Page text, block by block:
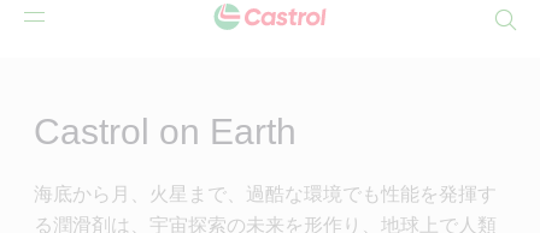
Castrol on Earth
海底から月、火星まで、過酷な環境でも性能を発揮す
る潤滑剤は、宇宙探索の未来を形作り、地球上で人類